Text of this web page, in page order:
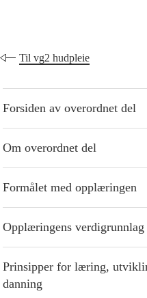
Til vg2 hudpleie
Forsiden av overordnet del
Om overordnet del
Formålet med opplæringen
Opplæringens verdigrunnlag
Prinsipper for læring,
danning